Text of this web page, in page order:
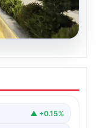
Yardımcısı
▲ +0.15%